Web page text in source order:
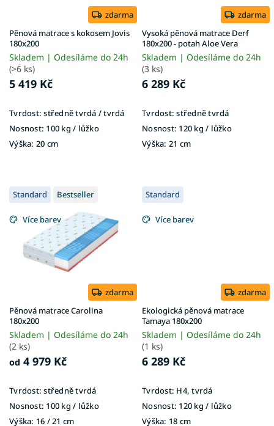
u
k
t
ů
zdarma
Pěnová matrace s kokosem Jovis
180x200
Skladem | Odesíláme do 24h
(>6 ks)
5 419 Kč
Tvrdost: středně tvrdá / tvrdá
Nosnost: 100 kg ​​​​​/ lůžko
Výška: 20 cm
zdarma
Vysoká pěnová matrace Derf
180x200 - potah Aloe Vera
Skladem | Odesíláme do 24h
(3 ks)
6 289 Kč
Tvrdost: středně tvrdá
Nosnost: 120 kg​​​​​ / lůžko
Výška: 21 cm
Standard Bestseller
Více barev
zdarma
Pěnová matrace Carolina
180x200
Skladem | Odesíláme do 24h
(2 ks)
od 4 979 Kč
Tvrdost: středně tvrdá
Nosnost: 100 kg ​​​​​/ lůžko
Výška: 16 / 21 cm
Standard
Více barev
zdarma
Ekologická pěnová matrace
Tamaya 180x200
Skladem | Odesíláme do 24h
(1 ks)
6 289 Kč
Tvrdost: H4, tvrdá
Nosnost: 120 kg / lůžko
Výška: 18 cm